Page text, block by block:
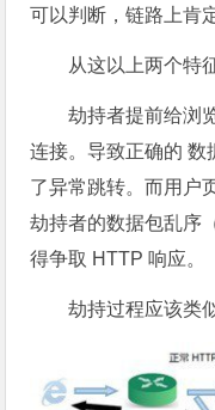
可以判断，链路上肯
从这以上两个特
劫持者提前给浏
连接。导致正确的 数
了异常跳转。而用户
劫持者的数据包乱序
得争取 HTTP 响应。
劫持过程应该类